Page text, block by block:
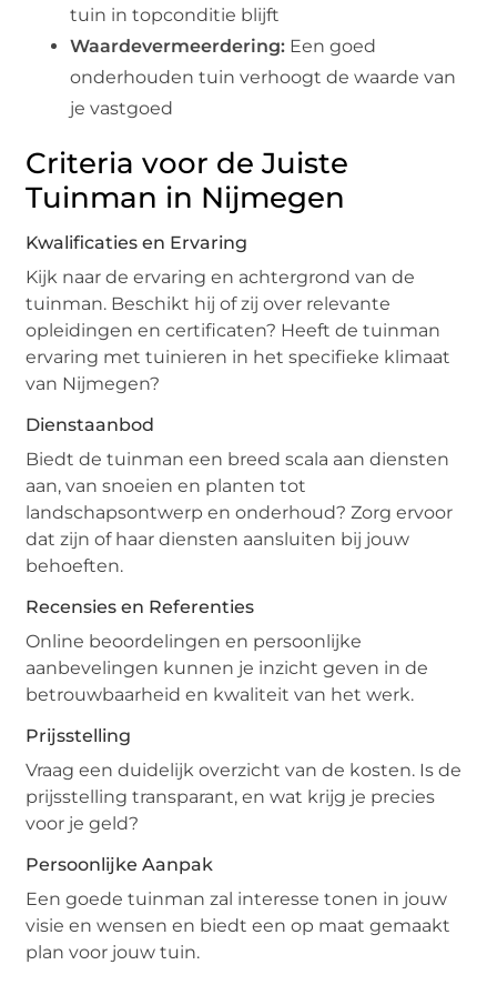
tuin in topconditie blijft
Waardevermeerdering: Een goed
onderhouden tuin verhoogt de waarde van
je vastgoed
Criteria voor de Juiste
Tuinman in Nijmegen
Kwalificaties en Ervaring
Kijk naar de ervaring en achtergrond van de
tuinman. Beschikt hij of zij over relevante
opleidingen en certificaten? Heeft de tuinman
ervaring met tuinieren in het specifieke klimaat
van Nijmegen?
Dienstaanbod
Biedt de tuinman een breed scala aan diensten
aan, van snoeien en planten tot
landschapsontwerp en onderhoud? Zorg ervoor
dat zijn of haar diensten aansluiten bij jouw
behoeften.
Recensies en Referenties
Online beoordelingen en persoonlijke
aanbevelingen kunnen je inzicht geven in de
betrouwbaarheid en kwaliteit van het werk.
Prijsstelling
Vraag een duidelijk overzicht van de kosten. Is de
prijsstelling transparant, en wat krijg je precies
voor je geld?
Persoonlijke Aanpak
Een goede tuinman zal interesse tonen in jouw
visie en wensen en biedt een op maat gemaakt
plan voor jouw tuin.